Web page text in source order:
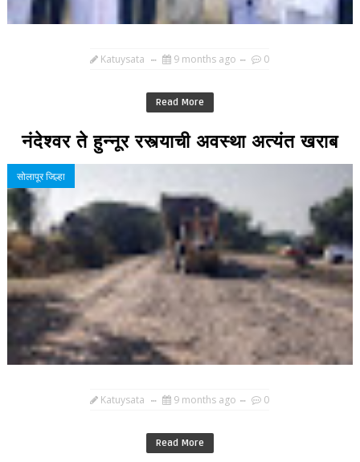
Katuysata 9 months ago 0
Read More
नंदेश्वर ते हुन्नूर रस्त्याची अवस्था अत्यंत खराब
सोलापूर जिल्हा
Katuysata 9 months ago 0
Read More